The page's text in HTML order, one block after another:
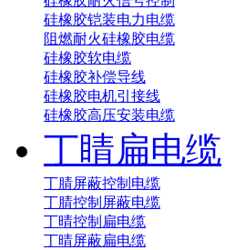
硅橡胶铠装电力电缆
阻燃耐火硅橡胶电缆
硅橡胶软电缆
硅橡胶补偿导线
硅橡胶电机引接线
硅橡胶高压安装电缆
丁睛扁电缆
丁腈屏蔽控制电缆
丁腈控制屏蔽电缆
丁晴控制扁电缆
丁晴屏蔽扁电缆